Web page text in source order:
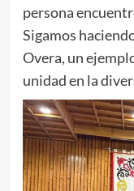
persona
Sigamos
Overa, un
unidad en la